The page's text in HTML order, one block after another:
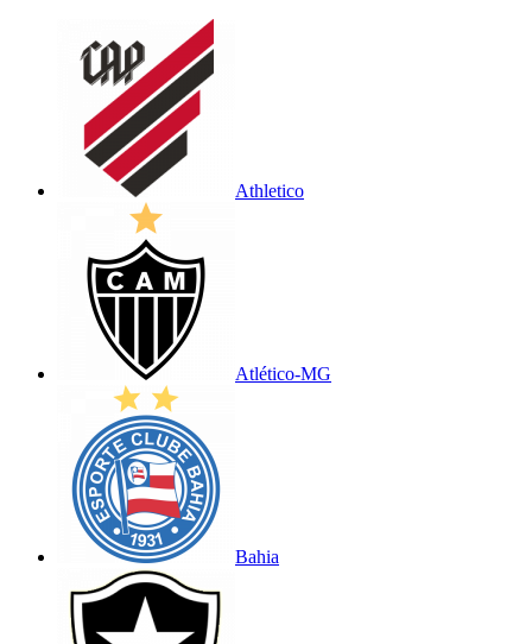
Athletico
Atlético-MG
Bahia